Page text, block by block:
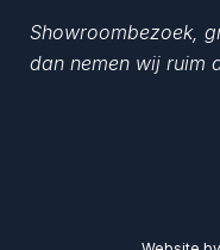
Showroombezoek,
dan nemen wij ruim